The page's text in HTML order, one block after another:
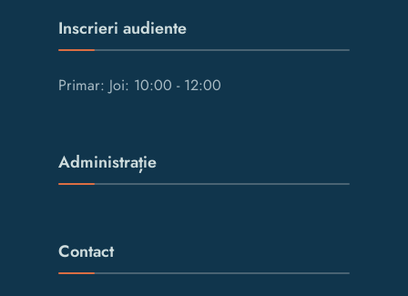
Inscrieri audiente
Primar: Joi: 10:00 - 12:00
Administrație
Contact